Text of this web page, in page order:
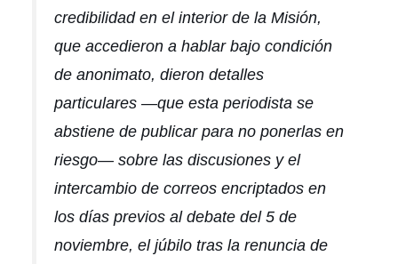
credibilidad en el interior de la Misión,
que accedieron a hablar bajo condición
de anonimato, dieron detalles
particulares —que esta periodista se
abstiene de publicar para no ponerlas en
riesgo— sobre las discusiones y el
intercambio de correos encriptados en
los días previos al debate del 5 de
noviembre, el júbilo tras la renuncia de